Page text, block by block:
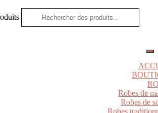
Robes de
Robes de
Robes